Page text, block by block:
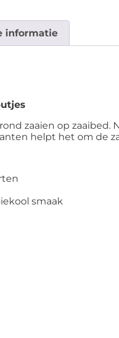
informatie
zaaien op zaaibed.
helpt het om de
smaak